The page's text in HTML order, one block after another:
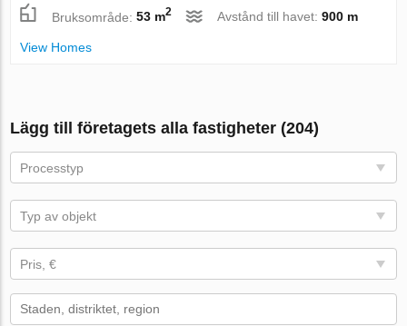
Bruksområde:53 m2 Avstånd till havet:900 m
View Homes
Lägg till företagets alla fastigheter (204)
Processtyp
Typ av objekt
Pris, €